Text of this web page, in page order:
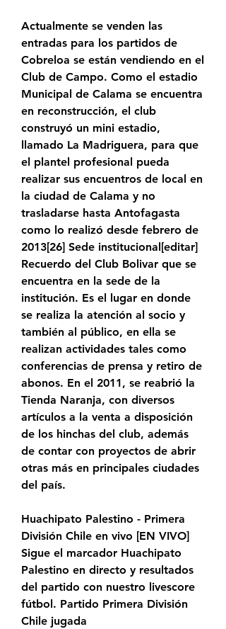
Actualmente se venden las
entradas para los partidos de
Cobreloa se están vendiendo en el
Club de Campo. Como el estadio
Municipal de Calama se encuentra
en reconstrucción, el club
construyó un mini estadio,
llamado La Madriguera, para que
el plantel profesional pueda
realizar sus encuentros de local en
la ciudad de Calama y no
trasladarse hasta Antofagasta
como lo realizó desde febrero de
2013[26]​ Sede institucional[editar]
Recuerdo del Club Bolivar que se
encuentra en la sede de la
institución. Es el lugar en donde
se realiza la atención al socio y
también al público, en ella se
realizan actividades tales como
conferencias de prensa y retiro de
abonos. En el 2011, se reabrió la
Tienda Naranja, con diversos
artículos a la venta a disposición
de los hinchas del club, además
de contar con proyectos de abrir
otras más en principales ciudades
del país.
Huachipato Palestino - Primera
División Chile en vivo [EN VIVO]
Sigue el marcador Huachipato
Palestino en directo y resultados
del partido con nuestro livescore
fútbol. Partido Primera División
Chile jugada